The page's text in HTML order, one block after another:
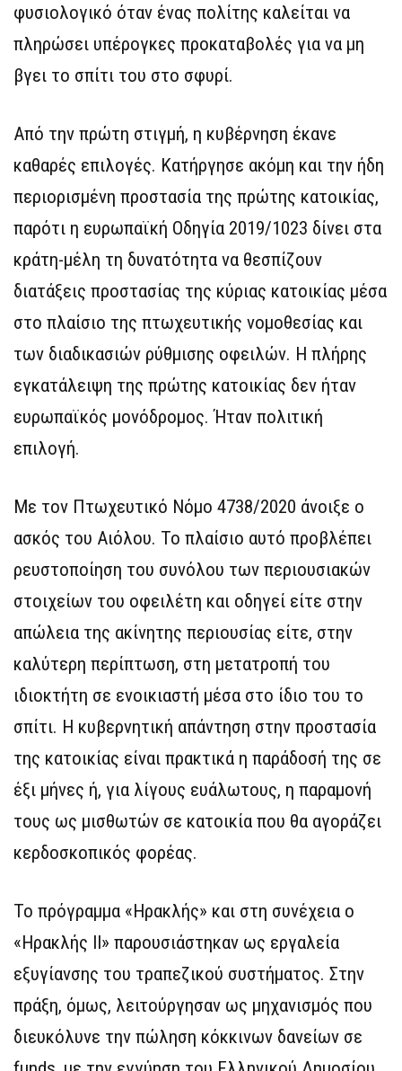
φυσιολογικό όταν ένας πολίτης καλείται να
πληρώσει υπέρογκες προκαταβολές για να μη
βγει το σπίτι του στο σφυρί.
Από την πρώτη στιγμή, η κυβέρνηση έκανε
καθαρές επιλογές. Κατήργησε ακόμη και την ήδη
περιορισμένη προστασία της πρώτης κατοικίας,
παρότι η ευρωπαϊκή Οδηγία 2019/1023 δίνει στα
κράτη-μέλη τη δυνατότητα να θεσπίζουν
διατάξεις προστασίας της κύριας κατοικίας μέσα
στο πλαίσιο της πτωχευτικής νομοθεσίας και
των διαδικασιών ρύθμισης οφειλών. Η πλήρης
εγκατάλειψη της πρώτης κατοικίας δεν ήταν
ευρωπαϊκός μονόδρομος. Ήταν πολιτική
επιλογή.
Με τον Πτωχευτικό Νόμο 4738/2020 άνοιξε ο
ασκός του Αιόλου. Το πλαίσιο αυτό προβλέπει
ρευστοποίηση του συνόλου των περιουσιακών
στοιχείων του οφειλέτη και οδηγεί είτε στην
απώλεια της ακίνητης περιουσίας είτε, στην
καλύτερη περίπτωση, στη μετατροπή του
ιδιοκτήτη σε ενοικιαστή μέσα στο ίδιο του το
σπίτι. Η κυβερνητική απάντηση στην προστασία
της κατοικίας είναι πρακτικά η παράδοσή της σε
έξι μήνες ή, για λίγους ευάλωτους, η παραμονή
τους ως μισθωτών σε κατοικία που θα αγοράζει
κερδοσκοπικός φορέας.
Το πρόγραμμα «Ηρακλής» και στη συνέχεια ο
«Ηρακλής ΙΙ» παρουσιάστηκαν ως εργαλεία
εξυγίανσης του τραπεζικού συστήματος. Στην
πράξη, όμως, λειτούργησαν ως μηχανισμός που
διευκόλυνε την πώληση κόκκινων δανείων σε